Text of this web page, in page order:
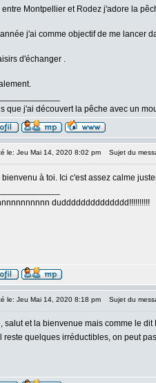
entre Montpellier et Rodez j'adore la
j'ai comme objectif de me lancer
d'échanger .
que j'ai découvert la pêche avec un
le: Jeu Mai 14, 2020 8:02 pm Sujet du
bienvenu à toi. Ici c'est assez calme
dudddddddddddddd!!!!!!!!!!
le: Jeu Mai 14, 2020 8:18 pm Sujet du
salut et la bienvenue mais comme le
reste quelques irréductibles, on peut